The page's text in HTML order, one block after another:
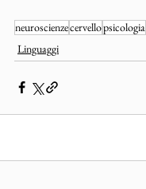
neuroscienzecervellopsicologia
Linguaggi